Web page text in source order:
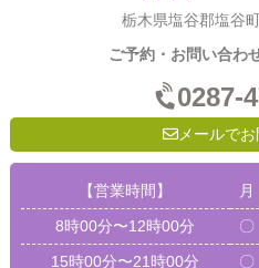
栃木県塩谷郡塩谷
ご予約・お問い合わ
0287-
メールで
【営業時間】 月
8時00分〜12時00分
〇
15時00分〜21時00分
〇